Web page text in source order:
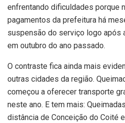
enfrentando dificuldades porque
pagamentos da prefeitura há
suspensão do serviço logo após
em outubro do ano passado.
O contraste fica ainda mais
outras cidades da região.
começou a oferecer transporte
neste ano. E tem mais:
distância de Conceição do Coité